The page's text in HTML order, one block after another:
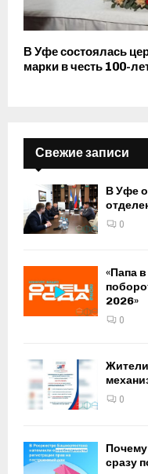
В Уфе состоялась
марки в честь 100-
Свежие записи
В Уфе
0
«Папа
2026»
0
0
сразу